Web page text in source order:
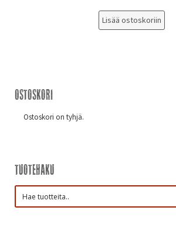
Lisää ostoskoriin
Ostoskori
Ostoskori on tyhjä.
Tuotehaku